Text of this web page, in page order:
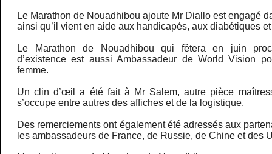
Le Marathon de Nouadhibou ajoute Mr Diallo est engagé
ainsi qu’il vient en aide aux handicapés, aux diabétiques
Le Marathon de Nouadhibou qui fêtera en juin
d’existence est aussi Ambassadeur de World Vision
femme.
Un clin d’œil a été fait à Mr Salem, autre pièce
s’occupe entre autres des affiches et de la logistique.
Des remerciements ont également été adressés aux
les ambassadeurs de France, de Russie, de Chine et des